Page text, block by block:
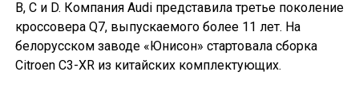
B, C и D. Компания Audi представила третье поколение
кроссовера Q7, выпускаемого более 11 лет. На
белорусском заводе «Юнисон» стартовала сборка
Citroen C3-XR из китайских комплектующих.